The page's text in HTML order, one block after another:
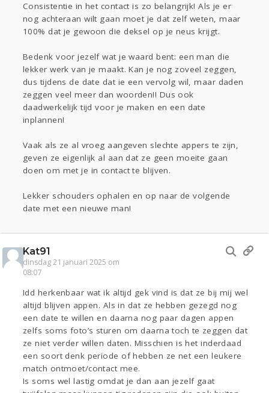
Consistentie in het contact is zo belangrijk! Als je er
nog achteraan wilt gaan moet je dat zelf weten, maar
100% dat je gewoon die deksel op je neus krijgt.
Bedenk voor jezelf wat je waard bent: een man die
lekker werk van je maakt. Kan je nog zoveel zeggen,
dus tijdens de date dat ie een vervolg wil, maar daden
zeggen veel meer dan woorden!! Dus ook
daadwerkelijk tijd voor je maken en een date
inplannen!
Vaak als ze al vroeg aangeven slechte appers te zijn,
geven ze eigenlijk al aan dat ze geen moeite gaan
doen om met je in contact te blijven.
Lekker schouders ophalen en op naar de volgende
date met een nieuwe man!
Kat91
dinsdag 21 januari 2025 om
08:07
Idd herkenbaar wat ik altijd gek vind is dat ze bij mij wel
altijd blijven appen. Als in dat ze hebben gezegd nog
een date te willen en daarna nog paar dagen appen
zelfs soms foto’s sturen om daarna toch te zeggen dat
ze niet verder willen daten. Misschien is het inderdaad
een soort denk periode of hebben ze net een leukere
match ontmoet/contact mee.
Is soms wel lastig omdat je dan aan jezelf gaat